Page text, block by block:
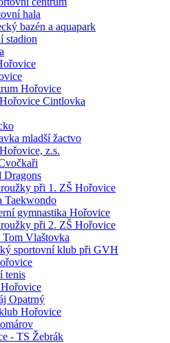
hala
bazén a aquapark
stadion
Hořovice
Cintlovka
mladší žactvo
z.s.
Dragons
při 1. ZŠ Hořovice
Taekwondo
gymnastika Hořovice
při 2. ZŠ Hořovice
Vlaštovka
sportovní klub při GVH
tenis
Opatrný
Hořovice
- TS Žebrák